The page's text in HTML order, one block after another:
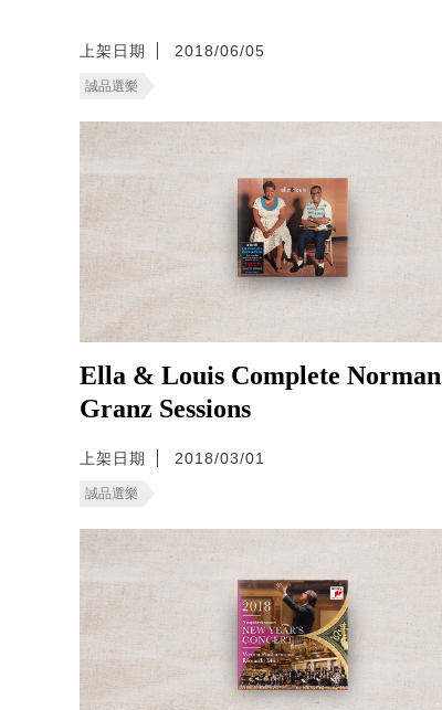
上架日期 2018/06/05
誠品選樂
Ella & Louis Complete Norman
Granz Sessions
上架日期 2018/03/01
誠品選樂